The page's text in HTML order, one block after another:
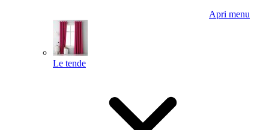
Apri menu
Le tende